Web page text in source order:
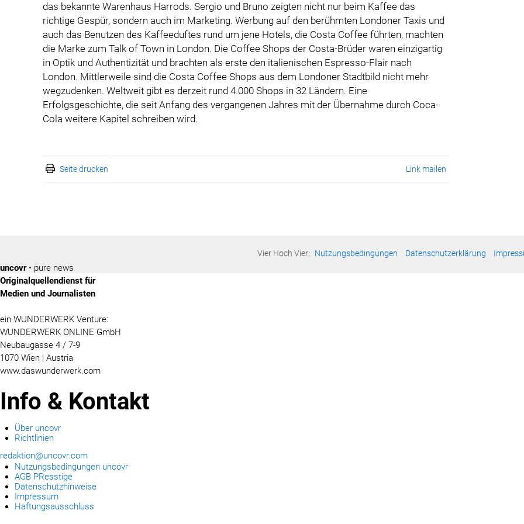
das bekannte Warenhaus Harrods. Sergio und Bruno zeigten nicht nur beim Kaffee das
richtige Gespür, sondern auch im Marketing. Werbung auf den berühmten Londoner Taxis und
auch das Benutzen des Kaffeeduftes rund um jene Hotels, die Costa Coffee führten, machten
die Marke zum Talk of Town in London. Die Coffee Shops der Costa-Brüder waren einzigartig
in Optik und Authentizität und brachten als erste den italienischen Espresso-Flair nach
London. Mittlerweile sind die Costa Coffee Shops aus dem Londoner Stadtbild nicht mehr
wegzudenken. Weltweit gibt es derzeit rund 4.000 Shops in 32 Ländern. Eine
Erfolgsgeschichte, die seit Anfang des vergangenen Jahres mit der Übernahme durch Coca-
Cola weitere Kapitel schreiben wird.
Seite drucken Link mailen
Vier Hoch Vier: Nutzungsbedingungen Datenschutzerklärung
uncovr• pure news
Originalquellendienst für
Medien und Journalisten
ein WUNDERWERK Venture:
WUNDERWERK ONLINE GmbH
Neubaugasse 4 / 7-9
1070 Wien | Austria
www.daswunderwerk.com
Info & Kontakt
Über uncovr
Richtlinien
redaktion@uncovr.com
Nutzungsbedingungen uncovr
AGB PResstige
Datenschutzhinweise
Impressum
Haftungsausschluss